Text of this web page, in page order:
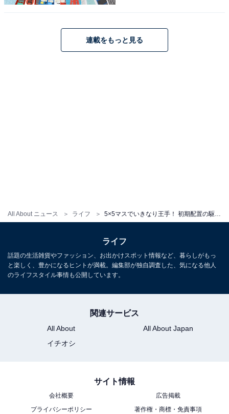
All About ニュース ライフ
永世名人の称号も持つ森内俊之九段がデザインや遊び方ガイドを監修
日本将棋連盟も推薦する『5五将棋』は、6月30日から全
連載をもっと見る
ライフ
話題の生活雑貨やファッション、お出かけスポット情報など、暮らしがもっ
と楽しく、豊かになるヒントが満載。編集部が独自調査した、気になる他人
のライフスタイル事情も公開しています。
関連サービス
All About
All About Japan
イチオシ
サイト情報
会社概要
広告掲載
プライバシーポリシー
著作権・商標・免責事項